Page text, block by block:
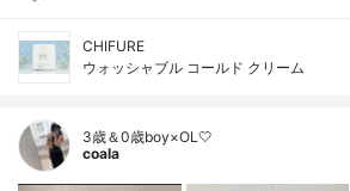
CHIFURE
ウォッシャブル コールド クリーム
3歳＆0歳boy×OL🤍
coala